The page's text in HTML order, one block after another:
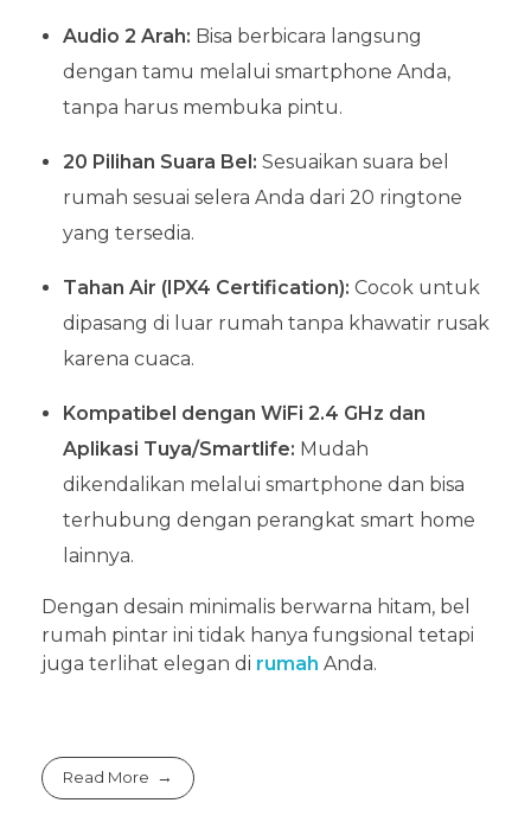
Audio 2 Arah: Bisa berbicara langsung
dengan tamu melalui smartphone Anda,
tanpa harus membuka pintu.
20 Pilihan Suara Bel: Sesuaikan suara bel
rumah sesuai selera Anda dari 20 ringtone
yang tersedia.
Tahan Air (IPX4 Certification): Cocok untuk
dipasang di luar rumah tanpa khawatir rusak
karena cuaca.
Kompatibel dengan WiFi 2.4 GHz dan
Aplikasi Tuya/Smartlife: Mudah
dikendalikan melalui smartphone dan bisa
terhubung dengan perangkat smart home
lainnya.
Dengan desain minimalis berwarna hitam, bel
rumah pintar ini tidak hanya fungsional tetapi
juga terlihat elegan di rumah Anda.
Read More